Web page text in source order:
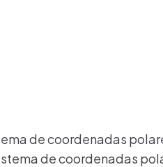
de coordenadas
de coordenadas